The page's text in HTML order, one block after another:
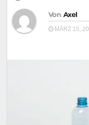
Von Axel
MÄRZ 15,